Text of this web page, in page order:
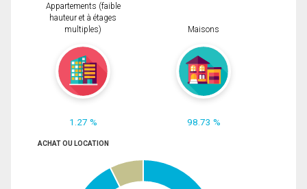
Appartements (faible
hauteur et à étages
multiples)
1.27 %
Maisons
98.73 %
ACHAT OU LOCATION